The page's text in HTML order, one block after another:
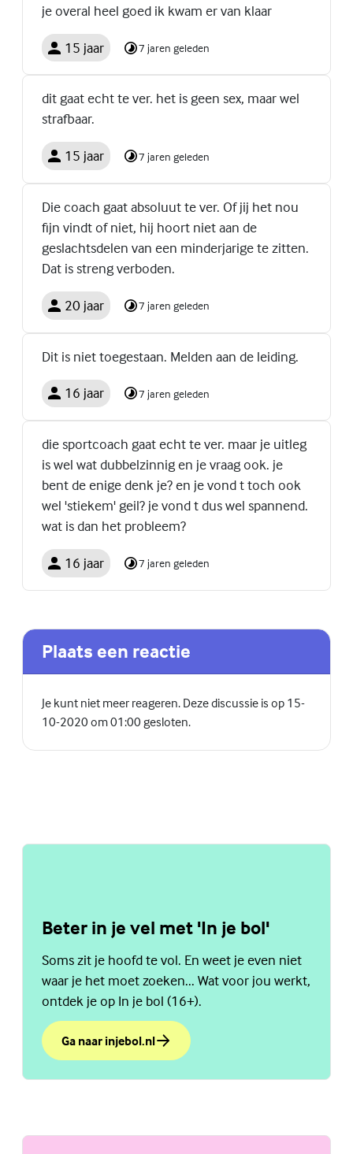
je overal heel goed ik kwam er van klaar
15 jaar 7 jaren geleden
dit gaat echt te ver. het is geen sex, maar wel
strafbaar.
15 jaar 7 jaren geleden
Die coach gaat absoluut te ver. Of jij het nou
fijn vindt of niet, hij hoort niet aan de
geslachtsdelen van een minderjarige te zitten.
Dat is streng verboden.
20 jaar 7 jaren geleden
Dit is niet toegestaan. Melden aan de leiding.
16 jaar 7 jaren geleden
die sportcoach gaat echt te ver. maar je uitleg
is wel wat dubbelzinnig en je vraag ook. je
bent de enige denk je? en je vond t toch ook
wel 'stiekem' geil? je vond t dus wel spannend.
wat is dan het probleem?
16 jaar 7 jaren geleden
Plaats een reactie
Je kunt niet meer reageren. Deze discussie is op 15-
10-2020 om 01:00 gesloten.
Beter in je vel met 'In je bol'
Soms zit je hoofd te vol. En weet je even niet
waar je het moet zoeken... Wat voor jou werkt,
ontdek je op In je bol (16+).
Ga naar injebol.nl
over Beter in je vel met 'In je bol'